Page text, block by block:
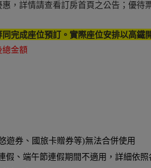
，詳情請查看訂房首頁之公告；優
完成座位預訂。實際座位安排以高鐵
金額
遊券、國旅卡贈券等)無法合併使用
假、端午節連假期間不適用，詳細依